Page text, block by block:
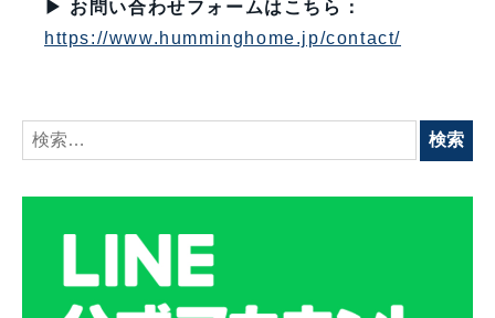
▶ お問い合わせフォームはこちら：
https://www.humminghome.jp/contact/
検
索: